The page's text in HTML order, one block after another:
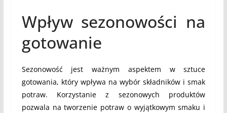
Wpływ sezonowości na
gotowanie
Sezonowość jest ważnym aspektem w sztuce
gotowania, który wpływa na wybór składników i smak
potraw. Korzystanie z sezonowych produktów
pozwala na tworzenie potraw o wyjątkowym smaku i